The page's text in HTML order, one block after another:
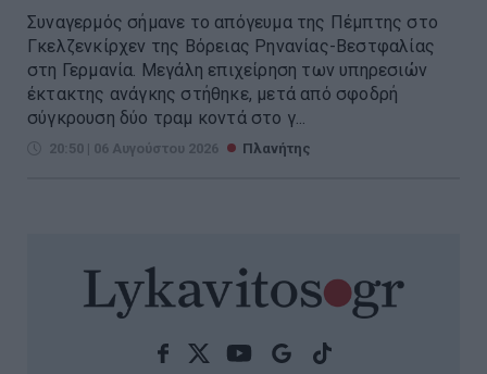
Συναγερμός σήμανε το απόγευμα της Πέμπτης στο
Γκελζενκίρχεν της Βόρειας Ρηνανίας-Βεστφαλίας
στη Γερμανία. Μεγάλη επιχείρηση των υπηρεσιών
έκτακτης ανάγκης στήθηκε, μετά από σφοδρή
σύγκρουση δύο τραμ κοντά στο γ...
20:50 | 06 Αυγούστου 2026 Πλανήτης